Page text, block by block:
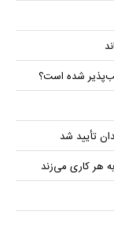
شده است؟
تأیید شد
هر کاری می‌زند